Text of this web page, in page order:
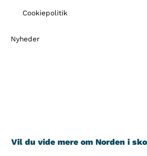
Cookiepolitik
Nyheder
Vil du vide mere om Norden i